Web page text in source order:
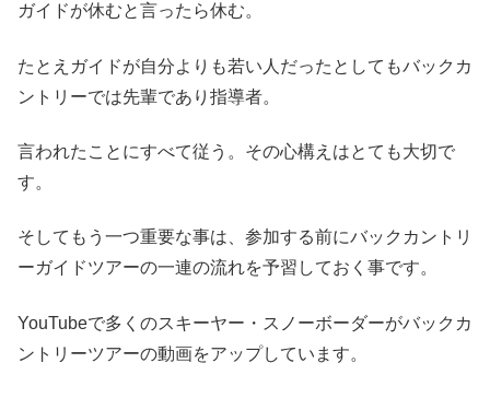
ガイドが休むと言ったら休む。
たとえガイドが自分よりも若い人だったとしてもバックカ
ントリーでは先輩であり指導者。
言われたことにすべて従う。その心構えはとても大切で
す。
そしてもう一つ重要な事は、参加する前にバックカントリ
ーガイドツアーの一連の流れを予習しておく事です。
YouTubeで多くのスキーヤー・スノーボーダーがバックカ
ントリーツアーの動画をアップしています。